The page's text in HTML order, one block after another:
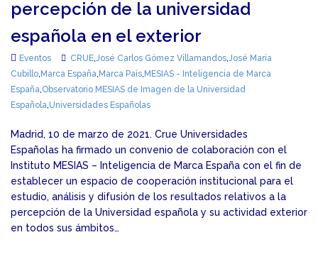
percepción de la universidad
española en el exterior
Eventos CRUE,José Carlos Gómez Villamandos,José María
Cubillo, Marca España, Marca País, MESIAS - Inteligencia de Marca
España,Observatorio MESIAS de Imagen de la Universidad
Española,Universidades Españolas
Madrid, 10 de marzo de 2021. Crue Universidades
Españolas ha firmado un convenio de colaboración con el
Instituto MESIAS – Inteligencia de Marca España con el fin de
establecer un espacio de cooperación institucional para el
estudio, análisis y difusión de los resultados relativos a la
percepción de la Universidad española y su actividad exterior
en todos sus ámbitos…